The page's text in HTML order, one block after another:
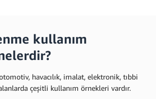
kullanım
havacılık, imalat, elektronik, tıbbi
çeşitli kullanım örnekleri vardır.